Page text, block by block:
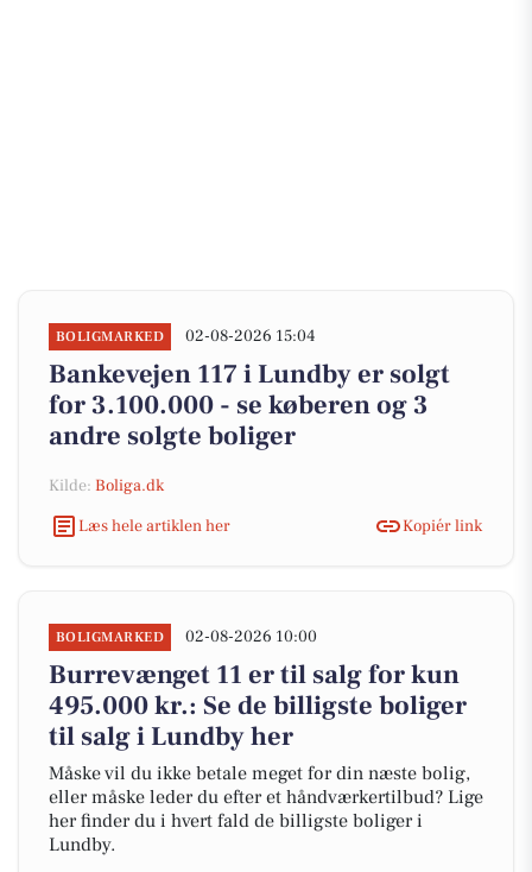
BOLIGMARKED 02-08-2026 15:04
Bankevejen 117 i Lundby er solgt
for 3.100.000 - se køberen og 3
andre solgte boliger
Kilde: Boliga.dk
Læs hele artiklen her
Kopiér link
BOLIGMARKED 02-08-2026 10:00
Burrevænget 11 er til salg for kun
495.000 kr.: Se de billigste boliger
til salg i Lundby her
Måske vil du ikke betale meget for din næste bolig,
eller måske leder du efter et håndværkertilbud? Lige
her finder du i hvert fald de billigste boliger i
Lundby.